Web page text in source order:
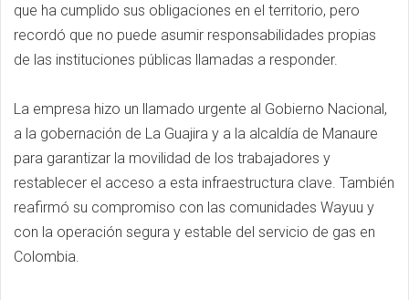
que ha cumplido sus obligaciones en el territorio, pero
recordó que no puede asumir responsabilidades propias
de las instituciones públicas llamadas a responder.
La empresa hizo un llamado urgente al Gobierno Nacional,
a la gobernación de La Guajira y a la alcaldía de Manaure
para garantizar la movilidad de los trabajadores y
restablecer el acceso a esta infraestructura clave. También
reafirmó su compromiso con las comunidades Wayuu y
con la operación segura y estable del servicio de gas en
Colombia.